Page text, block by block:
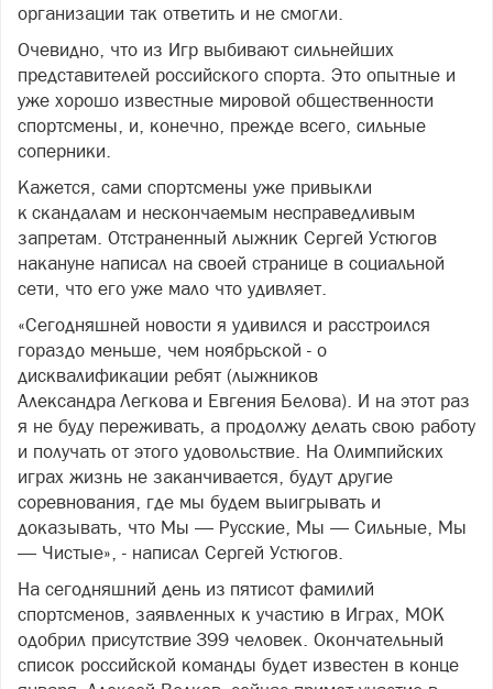
организации так ответить и не смогли.
Очевидно, что из Игр выбивают сильнейших
представителей российского спорта. Это опытные и
уже хорошо известные мировой общественности
спортсмены, и, конечно, прежде всего, сильные
соперники.
Кажется, сами спортсмены уже привыкли
к скандалам и нескончаемым несправедливым
запретам. Отстраненный лыжник Сергей Устюгов
накануне написал на своей странице в социальной
сети, что его уже мало что удивляет.
«Сегодняшней новости я удивился и расстроился
гораздо меньше, чем ноябрьской - о
дисквалификации ребят (лыжников
Александра Легкова и Евгения Белова). И на этот раз
я не буду переживать, а продолжу делать свою работу
и получать от этого удовольствие. На Олимпийских
играх жизнь не заканчивается, будут другие
соревнования, где мы будем выигрывать и
доказывать, что Мы — Русские, Мы — Сильные, Мы
— Чистые», - написал Сергей Устюгов.
На сегодняшний день из пятисот фамилий
спортсменов, заявленных к участию в Играх, МОК
одобрил присутствие 399 человек. Окончательный
список российской команды будет известен в конце